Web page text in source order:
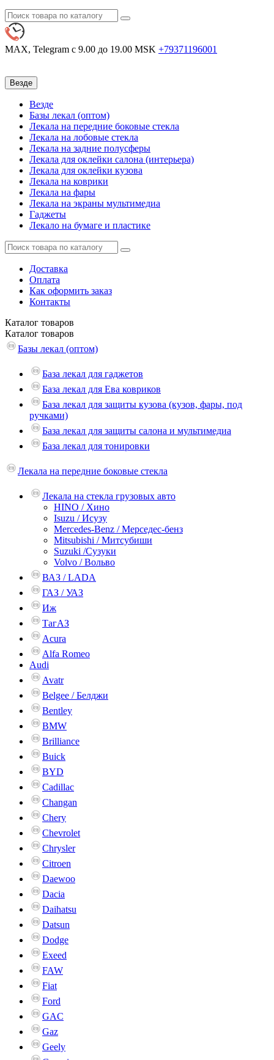
MAX, Telegram с 9.00 до 19.00 MSK +79371196001
Везде
Везде
Базы лекал (оптом)
Лекала на передние боковые стекла
Лекала на лобовые стекла
Лекала на задние полусферы
Лекала для оклейки салона (интерьера)
Лекала для оклейки кузова
Лекала на коврики
Лекала на фары
Лекала на экраны мультимедиа
Гаджеты
Лекало на бумаге и пластике
Доставка
Оплата
Как оформить заказ
Контакты
Каталог товаров
Каталог товаров
Базы лекал (оптом)
База лекал для гаджетов
База лекал для Ева ковриков
База лекал для защиты кузова (кузов, фары, под
ручками)
База лекал для защиты салона и мультимедиа
База лекал для тонировки
Лекала на передние боковые стекла
Лекала на стекла грузовых авто
HINO / Хино
Isuzu / Исузу
Mercedes-Benz / Мерседес-бенз
Mitsubishi / Митсубиши
Suzuki /Сузуки
Volvo / Вольво
ВАЗ / LADA
ГАЗ / УАЗ
Иж
ТагАЗ
Acura
Alfa Romeo
Audi
Avatr
Belgee / Белджи
Bentley
BMW
Brilliance
Buick
BYD
Cadillac
Changan
Chery
Chevrolet
Chrysler
Citroen
Daewoo
Dacia
Daihatsu
Datsun
Dodge
Exeed
FAW
Fiat
Ford
GAC
Gaz
Geely